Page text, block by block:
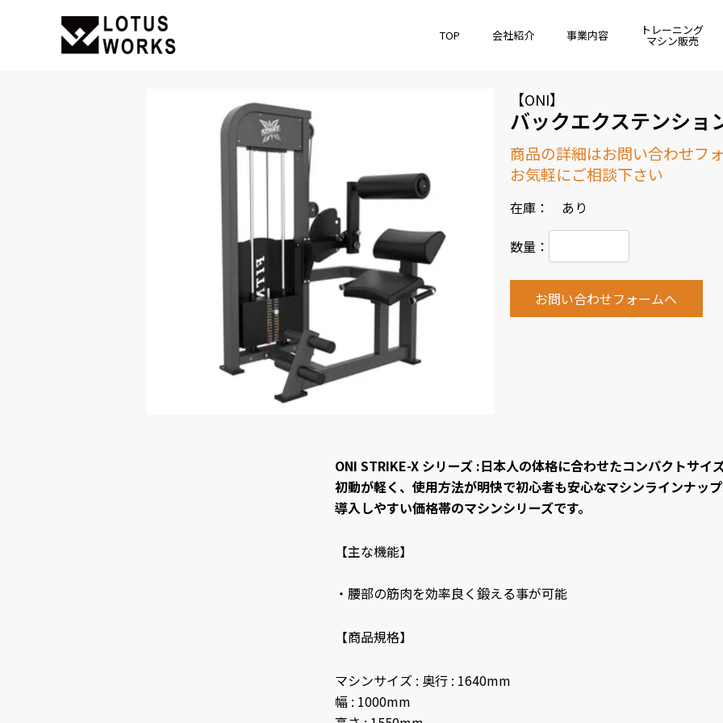
TOP 会社紹介 事業内容 トレーニング
マシン販売
【ONI】
バックエクステンショ
商品の詳細はお問い合わせフ
お気軽にご相談下さい
在庫： あり
数量：
お問い合わせフォームへ
ONI STRIKE-X シリーズ :日本人の体格に合わせたコンパクトサイズ
初動が軽く、使用方法が明快で初心者も安心なマシンラインナップ
導入しやすい価格帯のマシンシリーズです。
【主な機能】
・腰部の筋肉を効率良く鍛える事が可能
【商品規格】
マシンサイズ : 奥行 : 1640mm
幅 : 1000mm